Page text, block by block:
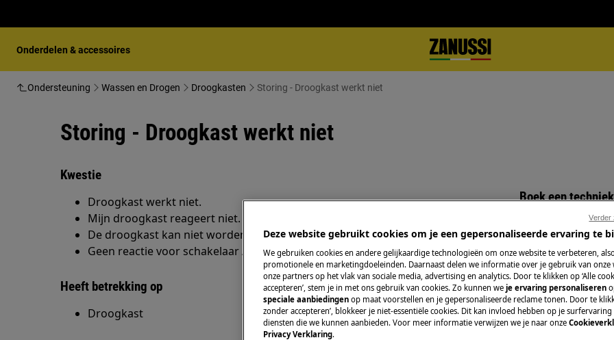
Onderdelen & accessoires
Ondersteuning Wassen en Drogen Droogkasten Storing - Droogkast werkt niet
Storing - Droogkast werkt niet
Kwestie
Droogkast werkt niet.
Mijn droogkast reageert niet.
De droogkast kan niet worden aangezet/ingeschakeld.
Geen reactie voor schakelaar AAN/UIT-knop.
Heeft betrekking op
Droogkast
Boek een
Maak een
gekwalificeerde
onze
Herstelling
Deze website gebruikt cookies om je een gepersonaliseerde ervaring te
We gebruiken cookies en andere gelijkaardige technologieën om onze website te verbeteren,
promotionele en marketingdoeleinden. Daarnaast delen we informatie over je gebruik van onze
onze partners op het vlak van sociale media, advertising en analytics. Door te klikken op ‘Alle
accepteren’, stem je in met ons gebruik van cookies. Zo kunnen we je ervaring personaliseren
speciale aanbiedingen op maat voorstellen en je gepersonaliseerde reclame tonen. Door te
zonder accepteren’, blokkeer je niet-essentiële cookies. Dit kan invloed hebben op je
diensten die we kunnen aanbieden. Voor meer informatie verwijzen we je naar onze
Privacy Verklaring.
Verder